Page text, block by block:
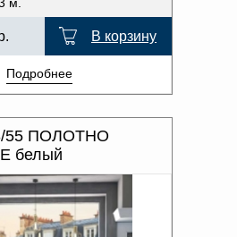
В корзину
Подробнее
55 ПОЛОТНО
белый